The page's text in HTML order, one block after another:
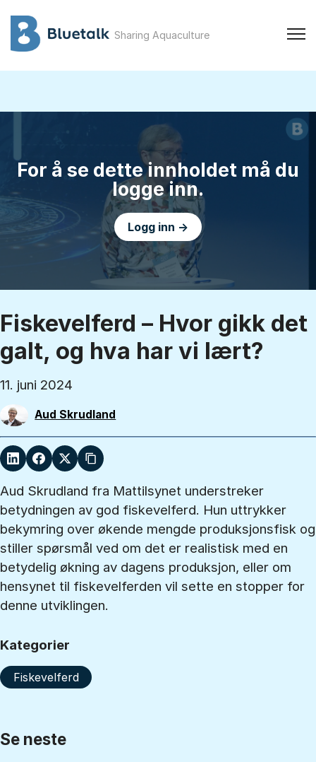
Sharing Aquaculture
For å se dette innholdet må du
logge inn.
Logg inn →
Fiskevelferd – Hvor gikk det
galt, og hva har vi lært?
11. juni 2024
Aud Skrudland
Se neste
Aud Skrudland fra Mattilsynet understreker
betydningen av god fiskevelferd. Hun uttrykker
bekymring over økende mengde produksjonsfisk og
stiller spørsmål ved om det er realistisk med en
betydelig økning av dagens produksjon, eller om
hensynet til fiskevelferden vil sette en stopper for
denne utviklingen.
Kategorier
Fiskevelferd